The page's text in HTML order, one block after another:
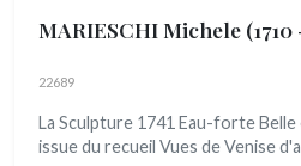
MARIESCHI Michele (1710
22689
La Sculpture 1741 Eau-forte
issue du recueil Vues de Venise